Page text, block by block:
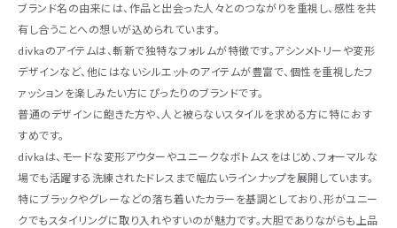
ブランド名の由来には、作品と出会った人々とのつながりを重視し、感性を共
有し合うことへの想いが込められています。
divkaのアイテムは、斬新で独特なフォルムが特徴です。アシンメトリーや変形
デザインなど、他にはないシルエットのアイテムが豊富で、個性を重視したフ
ァッションを楽しみたい方にぴったりのブランドです。
普通のデザインに飽きた方や、人と被らないスタイルを求める方に特におす
すめです。
divkaは、モードな変形アウターやユニークなボトムスをはじめ、フォーマルな
場でも活躍する洗練されたドレスまで幅広いラインナップを展開しています。
特にブラックやグレーなどの落ち着いたカラーを基調としており、形がユニー
クでもスタイリングに取り入れやすいのが魅力です。大胆でありながらも上品